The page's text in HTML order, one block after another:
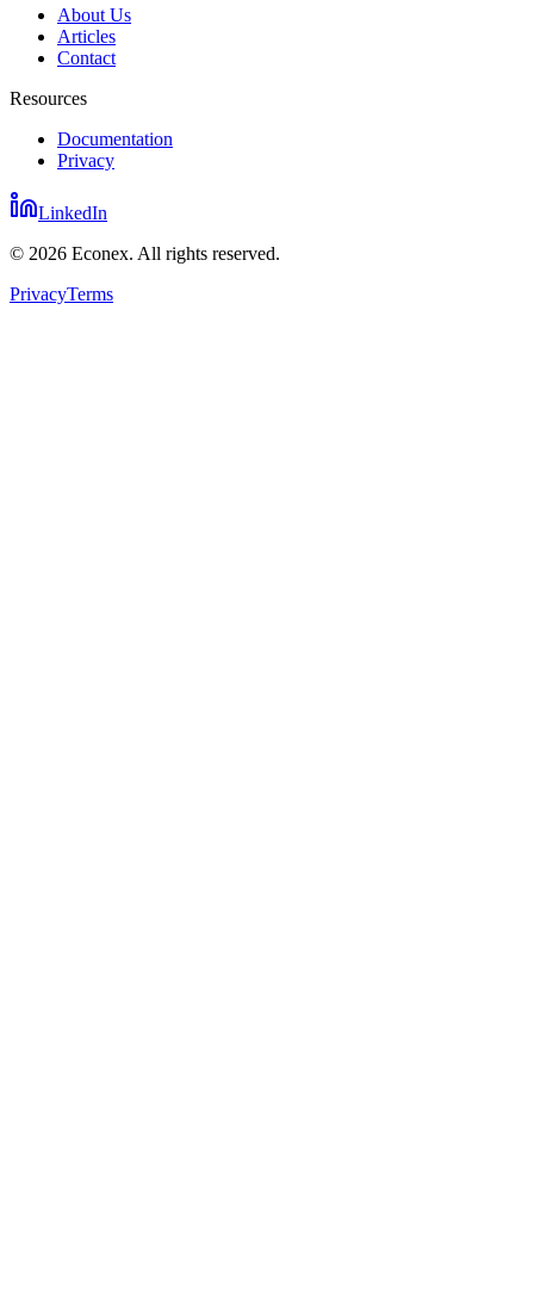
About Us
Articles
Contact
Resources
Documentation
Privacy
LinkedIn
© 2026 Econex. All rights reserved.
PrivacyTerms